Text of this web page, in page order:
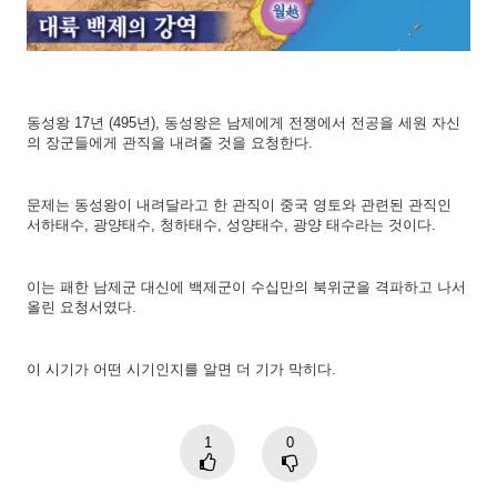
동성왕 17년 (495년), 동성왕은 남제에게 전쟁에서 전공을 세원 자신
의 장군들에게 관직을 내려줄 것을 요청한다.
문제는 동성왕이 내려달라고 한 관직이 중국 영토와 관련된 관직인
서하태수, 광양태수, 청하태수, 성양태수, 광양 태수라는 것이다.
이는 패한 남제군 대신에 백제군이 수십만의 북위군을 격파하고 나서
올린 요청서였다.
이 시기가 어떤 시기인지를 알면 더 기가 막히다.
1 0